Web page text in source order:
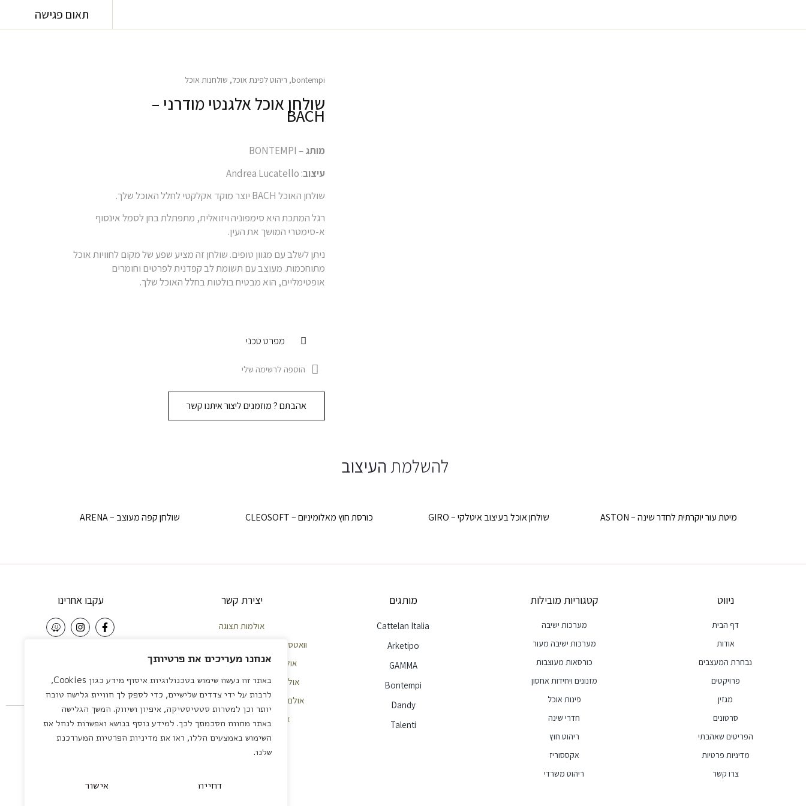
אנחנו מעריכים את פרטיותך
באתר זה נעשה שימוש בטכנולוגיות איסוף מידע כגון Cookies,
לרבות על ידי צדדים שלישיים, כדי לספק לך חוויית גלישה טובה
יותר וכן למטרות סטטיסטיקה, איפיון ושיווק. המשך הגלישה
באתר מהווה הסכמתך לכך. למידע נוסף בנושא ואפשרות לנהל את
השימוש באמצעים הללו, ראו את מדיניות הפרטיות המעודכנת
שלנו.
דחייה אישור
תאום פגישה
bontempi
, ריהוט לפינת אוכל, שולחנות אוכל
שולחן אוכל אלגנטי מודרני –
BACH
מותג– BONTEMPI
עיצוב: Andrea Lucatello
שולחן האוכל BACH יוצר מוקד אקלקטי לחלל האוכל שלך.
רגל המתכת היא סימפוניה ויזואלית, מתפתלת בחן לסמל אינסוף
א-סימטרי המושך את העין.
ניתן לשלב עם מגוון טופים. שולחן זה מציע שפע של מקום לחוויות אוכל
מתוחכמות. מעוצב עם תשומת לב קפדנית לפרטים וחומרים
אופטימליים, הוא מבטיח בולטות בחלל האוכל שלך.
מפרט טכני
הוספה לרשימה שלי
אהבתם ? מוזמנים ליצור איתנו קשר
להשלמתהעיצוב
מיטת עור יוקרתית לחדר שינה – ASTON שולחן אוכל בעיצוב איטלקי – GIRO כורסת חוץ מאלומיניום – CLEOSOFT שולחן קפה מעוצב – ARENA
ניווט
דף הבית
אודות
נבחרת המעצבים
פרויקטים
מגזין
סרטונים
הפריטים שאהבתי
מדיניות פרטיות
צרו קשר
קטגוריות מובילות
מערכות ישיבה
מערכות ישיבה מעור
כורסאות מעוצבות
מזנונים ויחידות אחסון
פינות אוכל
חדרי שינה
ריהוט חוץ
אקססוריז
ריהוט משרדי
מותגים
Cattelan Italia
Arketipo
GAMMA
Bontempi
Dandy
Talenti
יצירת קשר
אולמות תצוגה
וואטסאפ שירות לקוחות – 058-5921010
אולם תצוגה חיפה – 04-8422642
אולם תצוגה הרצליה – 03-7581111
אולם תצוגה ראשון לציון – 03-7581111
אימייל - service@ellita.co.il
עקבו אחרינו